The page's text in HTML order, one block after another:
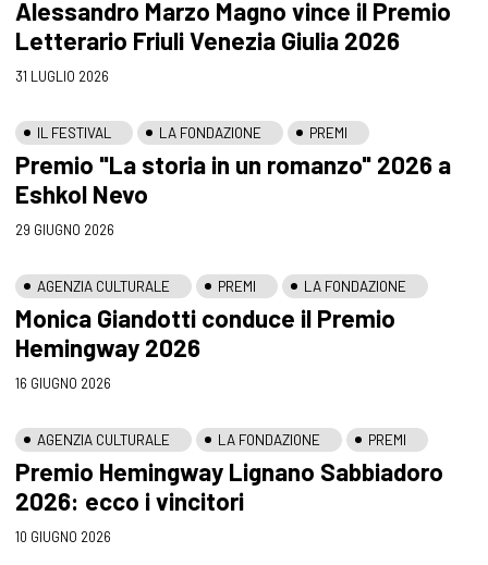
Alessandro Marzo Magno vince il Premio
Letterario Friuli Venezia Giulia 2026
31 LUGLIO 2026
IL FESTIVAL LA FONDAZIONE PREMI
Premio "La storia in un romanzo" 2026 a
Eshkol Nevo
29 GIUGNO 2026
AGENZIA CULTURALE PREMI LA FONDAZIONE
Monica Giandotti conduce il Premio
Hemingway 2026
16 GIUGNO 2026
AGENZIA CULTURALE LA FONDAZIONE PREMI
Premio Hemingway Lignano Sabbiadoro
2026: ecco i vincitori
10 GIUGNO 2026